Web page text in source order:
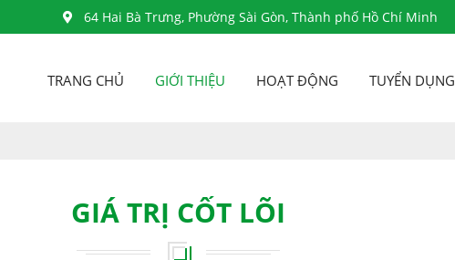
64 Hai Bà Trưng, Phường Sài Gòn, Thành phố Hồ Chí Minh
TRANG CHỦ GIỚI THIỆU HOẠT ĐỘNG TUYỂN DỤNG
GIÁ TRỊ CỐT LÕI